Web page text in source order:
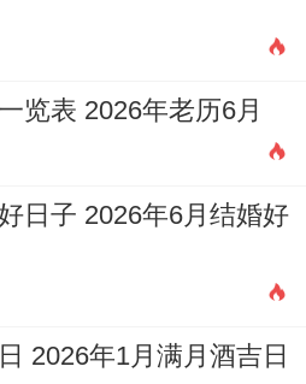
览表 2026年老历6月
日子 2026年6月结婚好
2026年1月满月酒吉日